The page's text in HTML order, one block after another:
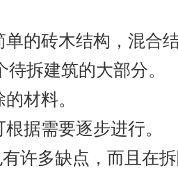
单的砖木结构，混合
拆建筑的大部分。
材料。
据需要逐步进行。
许多缺点，而且在